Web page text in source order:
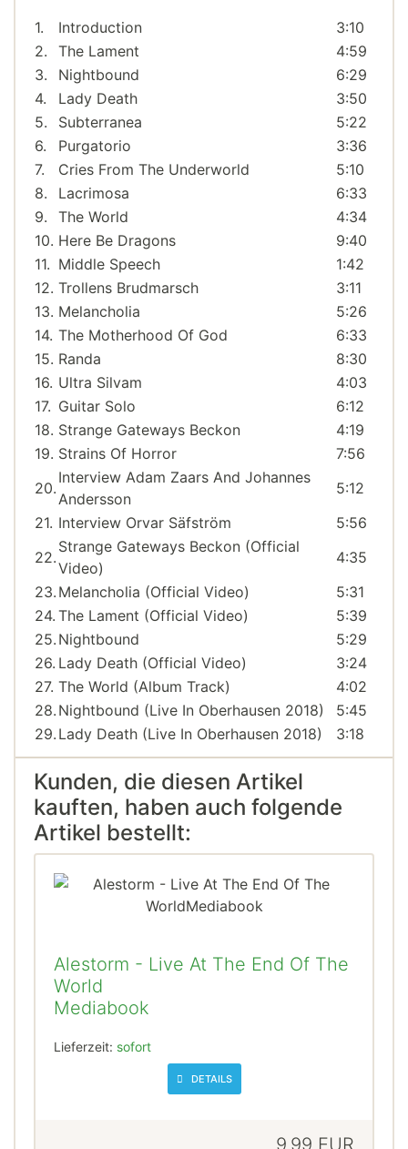
1. Introduction
3:10
2.
The Lament
4:59
3.
Nightbound
6:29
4.
Lady Death
3:50
5.
Subterranea
5:22
6.
Purgatorio
3:36
7.
Cries From The Underworld
5:10
8.
Lacrimosa
6:33
9.
The World
4:34
10. Here Be Dragons
9:40
11. Middle Speech
1:42
12. Trollens Brudmarsch
3:11
13. Melancholia
5:26
14. The Motherhood Of God
6:33
15. Randa
8:30
16. Ultra Silvam
4:03
17. Guitar Solo
6:12
18. Strange Gateways Beckon
4:19
19. Strains Of Horror
7:56
20.
Interview Adam Zaars And Johannes
Andersson
5:12
21. Interview Orvar Säfström
5:56
22.
Strange Gateways Beckon (Official
Video)
4:35
23. Melancholia (Official Video)
5:31
24. The Lament (Official Video)
5:39
25. Nightbound
5:29
26. Lady Death (Official Video)
3:24
27. The World (Album Track)
4:02
28. Nightbound (Live In Oberhausen 2018)
5:45
29. Lady Death (Live In Oberhausen 2018) 3:18
Kunden, die diesen Artikel
kauften, haben auch folgende
Artikel bestellt:
Alestorm - Live At The End Of The
World
Mediabook
Lieferzeit: sofort
DETAILS
9,99 EUR